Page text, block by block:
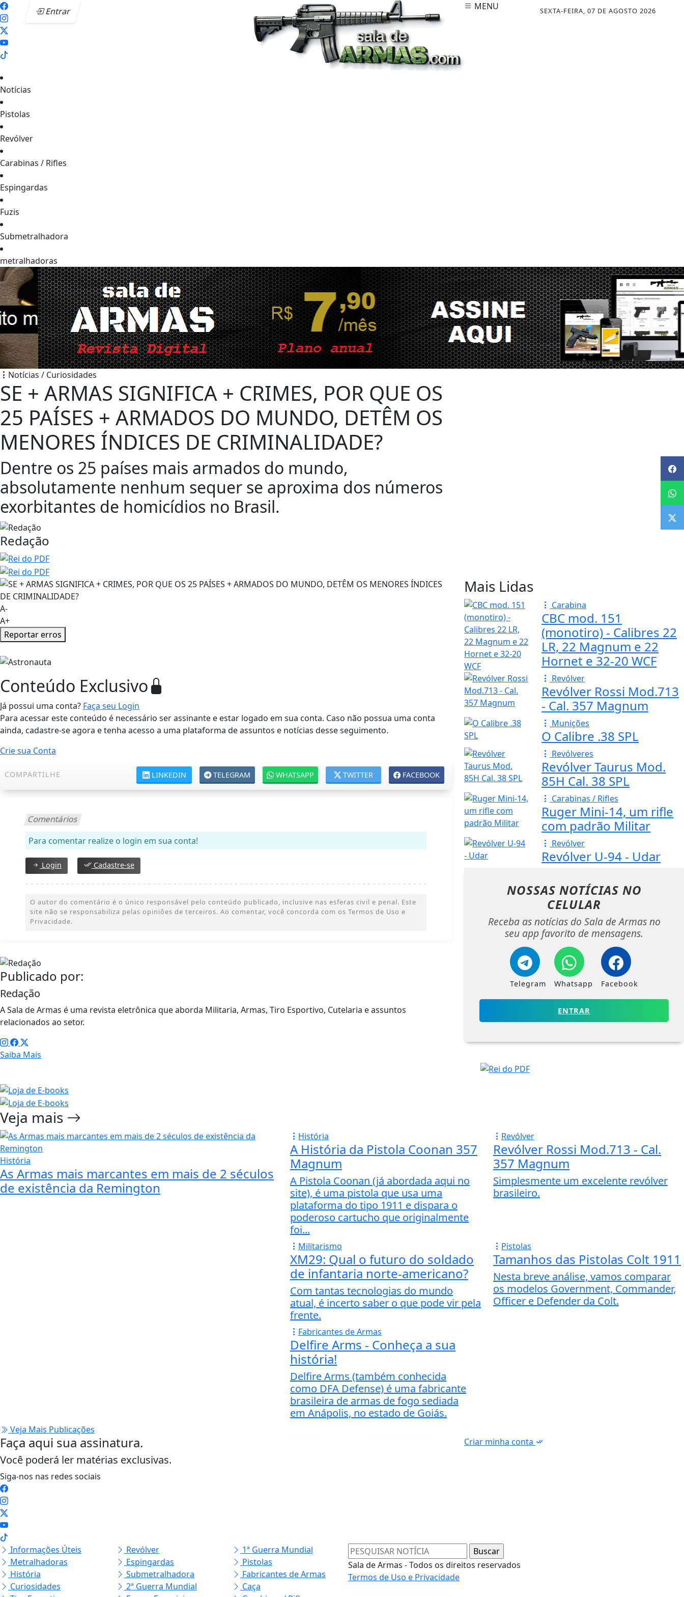
Entrar SEXTA-FEIRA, 07 DE AGOSTO 2026
MENU
Notícias
Pistolas
Revólver
Carabinas / Rifles
Espingardas
Fuzis
Submetralhadora
metralhadoras
Notícias / Curiosidades
SE + ARMAS SIGNIFICA + CRIMES, POR QUE OS
25 PAÍSES + ARMADOS DO MUNDO, DETÊM OS
MENORES ÍNDICES DE CRIMINALIDADE?
Dentre os 25 países mais armados do mundo,
absolutamente nenhum sequer se aproxima dos números
exorbitantes de homicídios no Brasil.
Redação
A-
A+
Reportar erros
Conteúdo Exclusivo
Já possui uma conta? Faça seu Login
Para acessar este conteúdo é necessário ser assinante e estar logado em sua conta. Caso não possua uma conta
ainda, cadastre-se agora e tenha acesso a uma plataforma de assuntos e notícias desse seguimento.
Crie sua Conta
COMPARTILHE FACEBOOK
TWITTER
WHATSAPP
TELEGRAM
LINKEDIN
Comentários
Para comentar realize o login em sua conta!
Login Cadastre-se
O autor do comentário é o único responsável pelo conteúdo publicado, inclusive nas esferas civil e penal. Este
site não se responsabiliza pelas opiniões de terceiros. Ao comentar, você concorda com os Termos de Uso e
Privacidade.
Publicado por:
Redação
A Sala de Armas é uma revista eletrônica que aborda Militaria, Armas, Tiro Esportivo, Cutelaria e assuntos
relacionados ao setor.
Saiba Mais
Mais Lidas
Carabina
CBC mod. 151
(monotiro) - Calibres 22
LR, 22 Magnum e 22
Hornet e 32-20 WCF
Revólver
Revólver Rossi Mod.713
- Cal. 357 Magnum
Munições
O Calibre .38 SPL
Revólveres
Revólver Taurus Mod.
85H Cal. 38 SPL
Carabinas / Rifles
Ruger Mini-14, um rifle
com padrão Militar
Revólver
Revólver U-94 - Udar
NOSSAS NOTÍCIAS NO
CELULAR
Receba as notícias do Sala de Armas no
seu app favorito de mensagens.
Telegram Whatsapp Facebook
ENTRAR
Veja mais
História
As Armas mais marcantes em mais de 2 séculos
de existência da Remington
História
A História da Pistola Coonan 357
Magnum
A Pistola Coonan (já abordada aqui no
site), é uma pistola que usa uma
plataforma do tipo 1911 e dispara o
poderoso cartucho que originalmente
foi...
Revólver
Revólver Rossi Mod.713 - Cal.
357 Magnum
Simplesmente um excelente revólver
brasileiro.
Militarismo
XM29: Qual o futuro do soldado
de infantaria norte-americano?
Com tantas tecnologias do mundo
atual, é incerto saber o que pode vir pela
frente.
Pistolas
Tamanhos das Pistolas Colt 1911
Nesta breve análise, vamos comparar
os modelos Government, Commander,
Officer e Defender da Colt.
Fabricantes de Armas
Delfire Arms - Conheça a sua
história!
Delfire Arms (também conhecida
como DFA Defense) é uma fabricante
brasileira de armas de fogo sediada
em Anápolis, no estado de Goiás.
Veja Mais Publicações
Faça aqui sua assinatura.
Você poderá ler matérias exclusivas.
Criar minha conta
Siga-nos nas redes sociais
Informações Úteis Revólver
1ª Guerra Mundial
Metralhadoras
Espingardas
Pistolas
História
Submetralhadora
Fabricantes de Armas
Curiosidades
2ª Guerra Mundial
Caça
Sala de Armas - Todos os direitos reservados
Termos de Uso e Privacidade